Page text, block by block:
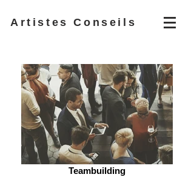
Artistes Conseils
Teambuilding